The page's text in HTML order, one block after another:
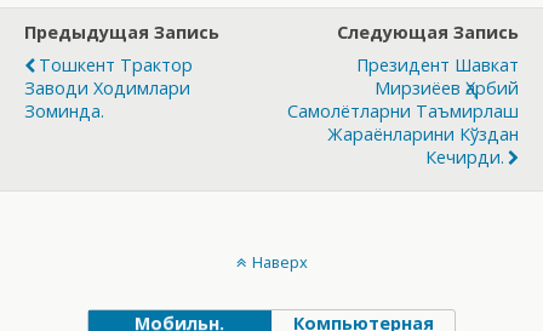
Предыдущая Запись
Тошкент Трактор
Заводи Ходимлари
Зоминда.
Следующая Запись
Президент Шавкат
Мирзиёев Ҳарбий
Самолётларни Таъмирлаш
Жараёнларини Кўздан
Кечирди.
Наверх
Мобильн. Компьютерная